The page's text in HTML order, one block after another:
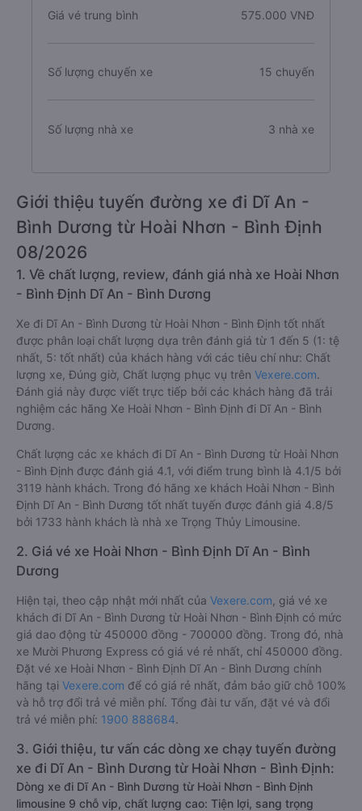
Giá vé trung bình 575.000 VNĐ
Số lượng chuyến xe 15 chuyến
Số lượng nhà xe 3 nhà xe
Giới thiệu tuyến đường xe đi Dĩ An -
Bình Dương từ Hoài Nhơn - Bình Định
08/2026
1. Về chất lượng, review, đánh giá nhà xe Hoài Nhơn
- Bình Định Dĩ An - Bình Dương
Xe đi Dĩ An - Bình Dương từ Hoài Nhơn - Bình Định tốt nhất
được phân loại chất lượng dựa trên đánh giá từ 1 đến 5 (1: tệ
nhất, 5: tốt nhất) của khách hàng với các tiêu chí như: Chất
lượng xe, Đúng giờ, Chất lượng phục vụ trên Vexere.com.
Đánh giá này được viết trực tiếp bởi các khách hàng đã trải
nghiệm các hãng Xe Hoài Nhơn - Bình Định đi Dĩ An - Bình
Dương.
Chất lượng các xe khách đi Dĩ An - Bình Dương từ Hoài Nhơn
- Bình Định được đánh giá 4.1, với điểm trung bình là 4.1/5 bởi
3119 hành khách. Trong đó hãng xe khách Hoài Nhơn - Bình
Định Dĩ An - Bình Dương tốt nhất tuyến được đánh giá 4.8/5
bởi 1733 hành khách là nhà xe Trọng Thủy Limousine.
2. Giá vé xe Hoài Nhơn - Bình Định Dĩ An - Bình
Dương
Hiện tại, theo cập nhật mới nhất của Vexere.com , giá vé xe
khách đi Dĩ An - Bình Dương từ Hoài Nhơn - Bình Định có mức
giá dao động từ 450000 đồng - 700000 đồng. Trong đó, nhà
xe Mười Phương Express có giá vé rẻ nhất, chỉ 450000 đồng.
Đặt vé xe Hoài Nhơn - Bình Định Dĩ An - Bình Dương chính
hãng tại Vexere.com để có giá rẻ nhất, đảm bảo giữ chỗ 100%
và hỗ trợ đổi trả vé miễn phí. Tổng đài tư vấn, đặt vé và đổi
trả vé miễn phí: 1900 888684.
3. Giới thiệu, tư vấn các dòng xe chạy tuyến đường
xe đi Dĩ An - Bình Dương từ Hoài Nhơn - Bình Định:
Dòng xe đi Dĩ An - Bình Dương từ Hoài Nhơn - Bình Định
limousine 9 chỗ vip, chất lượng cao: Tiện lợi, sang trọng